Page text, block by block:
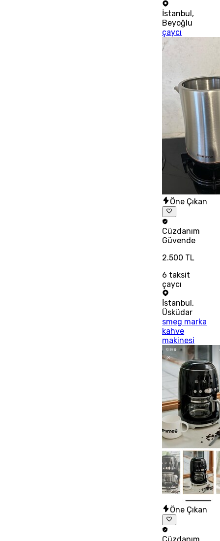
İstanbul,
Beyoğlu
çaycı
Öne Çıkan
Cüzdanım
Güvende
2.500 TL
6 taksit
çaycı
İstanbul,
Üsküdar
smeg marka
kahve
makinesi
Öne Çıkan